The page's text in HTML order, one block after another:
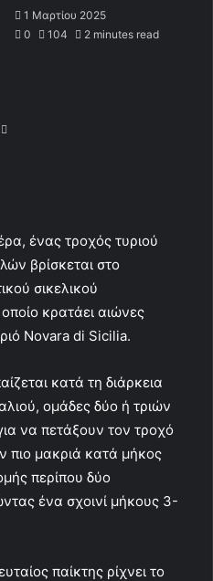
1 Μαρτίου 2025
0
104 2 minutes read
ένας τροχός τυριού
βρίσκεται στο
σικελικού
κρατάει αιώνες
Novara di Sicilia.
κατά τη διάρκεια
ομάδες δύο ή τριών
να πετάξουν τον τροχό
πιο μακριά κατά μήκος
περίπου δύο
ένα σχοινί μήκους 3-
παίκτης ρίχνει το